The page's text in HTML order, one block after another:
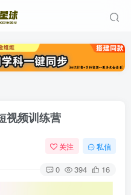
视频训练营
关注 私信
0 394 16